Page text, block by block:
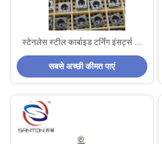
स्टेनलेस स्टील कार्बाइड टर्निंग इंसर्ट्स जो
सटीक मशीनिंग के लिए डिज़ाइन किए गए हैं
सबसे अच्छी कीमत पाएं